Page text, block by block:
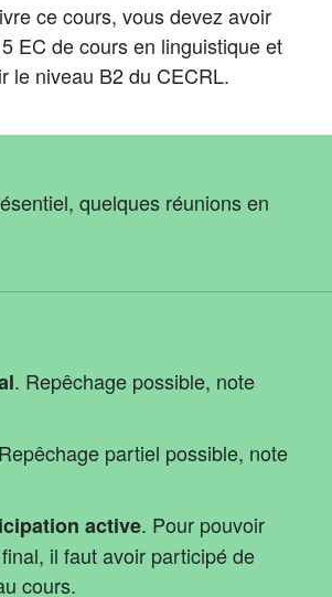
ce cours, vous devez avoir
EC de cours en linguistique et
le niveau B2 du CECRL.
quelques réunions en
. Repêchage possible, note
partiel possible, note
active. Pour pouvoir
il faut avoir participé de
cours.